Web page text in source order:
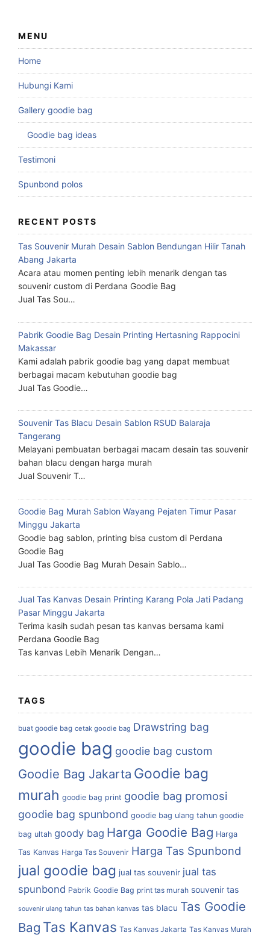
MENU
Home
Hubungi Kami
Gallery goodie bag
Goodie bag ideas
Testimoni
Spunbond polos
RECENT POSTS
Tas Souvenir Murah Desain Sablon Bendungan Hilir Tanah
Abang Jakarta
Acara atau momen penting lebih menarik dengan tas
souvenir custom di Perdana Goodie Bag
Jual Tas Sou…
Pabrik Goodie Bag Desain Printing Hertasning Rappocini
Makassar
Kami adalah pabrik goodie bag yang dapat membuat
berbagai macam kebutuhan goodie bag
Jual Tas Goodie…
Souvenir Tas Blacu Desain Sablon RSUD Balaraja
Tangerang
Melayani pembuatan berbagai macam desain tas souvenir
bahan blacu dengan harga murah
Jual Souvenir T…
Goodie Bag Murah Sablon Wayang Pejaten Timur Pasar
Minggu Jakarta
Goodie bag sablon, printing bisa custom di Perdana
Goodie Bag
Jual Tas Goodie Bag Murah Desain Sablo…
Jual Tas Kanvas Desain Printing Karang Pola Jati Padang
Pasar Minggu Jakarta
Terima kasih sudah pesan tas kanvas bersama kami
Perdana Goodie Bag
Tas kanvas Lebih Menarik Dengan…
TAGS
buat goodie bag cetak goodie bag Drawstring bag
goodie bag goodie bag custom
Goodie Bag Jakarta Goodie bag
murah goodie bag print goodie bag promosi
goodie bag spunbond goodie bag ulang tahun goodie
bag ultah goody bag Harga Goodie Bag Harga
Tas Kanvas Harga Tas Souvenir Harga Tas Spunbond
jual goodie bag jual tas souvenir jual tas
spunbond Pabrik Goodie Bag print tas murah souvenir tas
souvenir ulang tahun tas bahan kanvas tas blacu Tas Goodie
Bag Tas Kanvas Tas Kanvas Jakarta Tas Kanvas Murah